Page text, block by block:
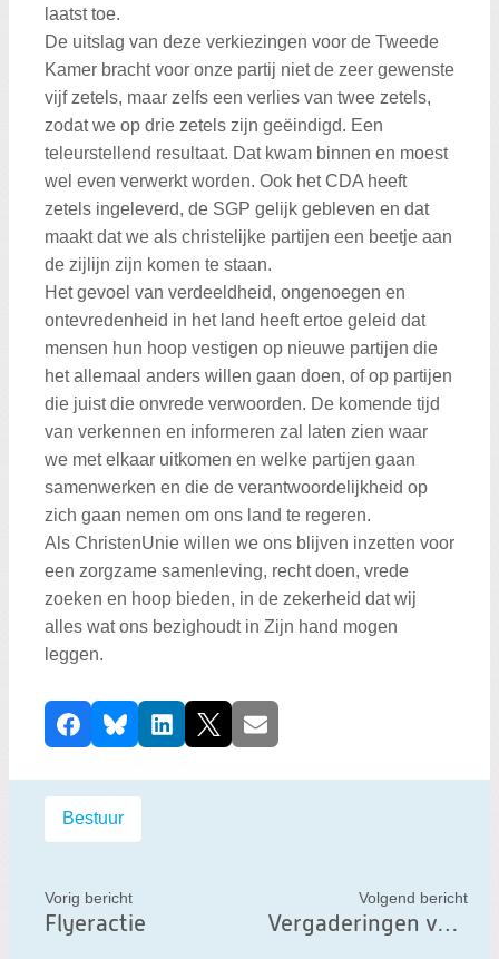
laatst toe.
De uitslag van deze verkiezingen voor de Tweede
Kamer bracht voor onze partij niet de zeer gewenste
vijf zetels, maar zelfs een verlies van twee zetels,
zodat we op drie zetels zijn geëindigd. Een
teleurstellend resultaat. Dat kwam binnen en moest
wel even verwerkt worden. Ook het CDA heeft
zetels ingeleverd, de SGP gelijk gebleven en dat
maakt dat we als christelijke partijen een beetje aan
de zijlijn zijn komen te staan.
Het gevoel van verdeeldheid, ongenoegen en
ontevredenheid in het land heeft ertoe geleid dat
mensen hun hoop vestigen op nieuwe partijen die
het allemaal anders willen gaan doen, of op partijen
die juist die onvrede verwoorden. De komende tijd
van verkennen en informeren zal laten zien waar
we met elkaar uitkomen en welke partijen gaan
samenwerken en die de verantwoordelijkheid op
zich gaan nemen om ons land te regeren.
Als ChristenUnie willen we ons blijven inzetten voor
een zorgzame samenleving, recht doen, vrede
zoeken en hoop bieden, in de zekerheid dat wij
alles wat ons bezighoudt in Zijn hand mogen
leggen.
D
e
e
l
t
b
FacebookBlueskyLinkedIn
X E-mail
Labels:
Bestuur
Vorig bericht
Flyeractie
Volgend bericht
Vergaderingen volgen